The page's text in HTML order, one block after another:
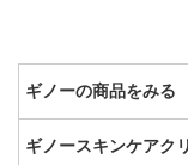
ギノーの商品をみる
ギノースキンケアク